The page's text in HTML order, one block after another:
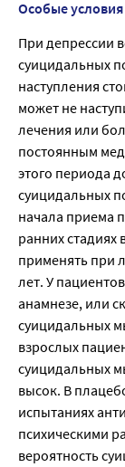
Особые условия
При депрессии
суицидальных
наступления
может не
лечения или
постоянным
этого периода
суицидальных
начала приема
ранних
применять при
лет. У
анамнезе, или
суицидальных
взрослых
суицидальных
высок. В
испытаниях
психическими
вероятность